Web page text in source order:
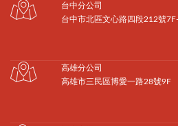
台中分公司
台中市北區文心路四段212號
高雄分公司
高雄市三民區博愛一路28號9F